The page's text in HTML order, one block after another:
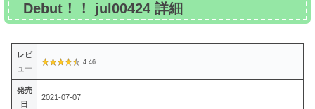
Debut！！ jul00424 詳細
レビ
ュー
4.46
発売
日
2021-07-07